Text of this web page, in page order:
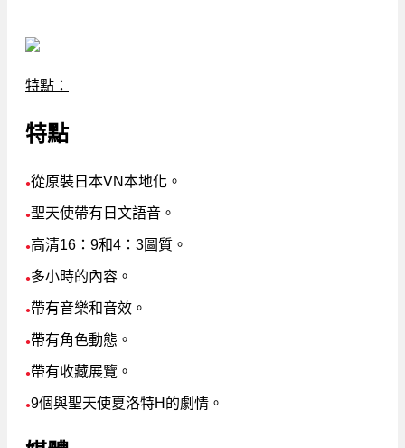
特點：
特點
●從原裝日本VN本地化。
●聖天使帶有日文語音。
●高清16：9和4：3圖質。
●多小時的內容。
●帶有音樂和音效。
●帶有角色動態。
●帶有收藏展覽。
●9個與聖天使夏洛特H的劇情。